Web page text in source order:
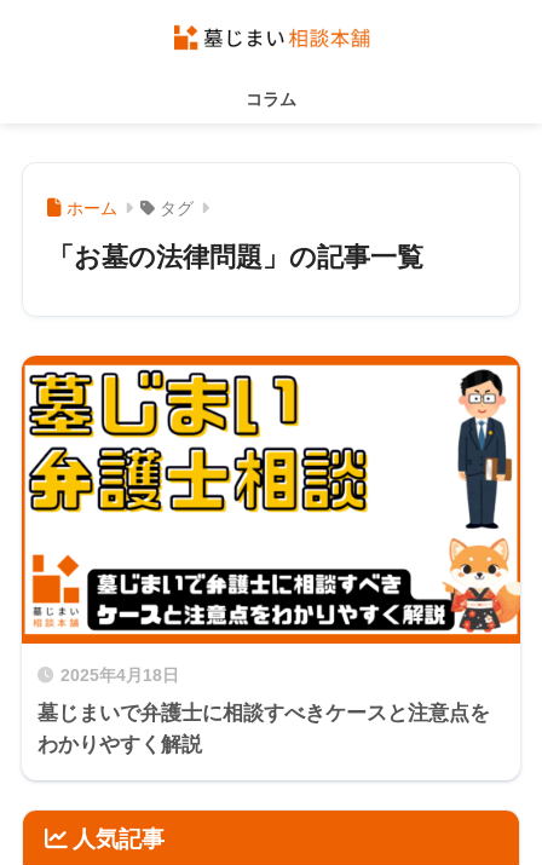
コラム
ホーム タグ
「お墓の法律問題」の記事一覧
2025年4月18日
墓じまいで弁護士に相談すべきケースと注意点を
わかりやすく解説
人気記事